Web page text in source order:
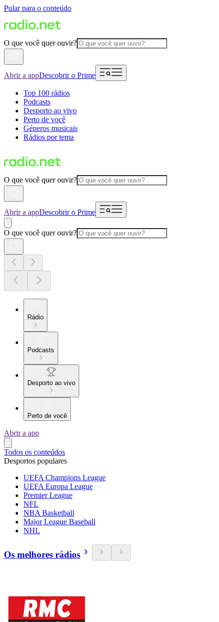
Pular para o conteúdo
O que você quer ouvir?
Abrir a appDescobrir o Prime
Top 100 rádios
Podcasts
Desporto ao vivo
Perto de você
Géneros musicais
Rádios por tema
O que você quer ouvir?
Abrir a appDescobrir o Prime
O que você quer ouvir?
Rádio
Podcasts
Desporto ao vivo
Perto de você
Abrir a app
Todos os conteúdos
Desportos populares
UEFA Champions League
UEFA Europa League
Premier League
NFL
NBA Basketball
Major League Baseball
NHL
Os melhores rádios